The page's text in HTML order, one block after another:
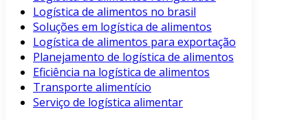
Logística de alimentos no brasil
Soluções em logística de alimentos
Logística de alimentos para exportação
Planejamento de logística de alimentos
Eficiência na logística de alimentos
Transporte alimentício
Serviço de logística alimentar